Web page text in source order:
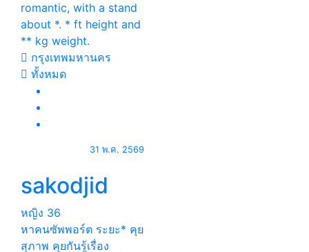
romantic, with a stand
about *. * ft height and
** kg weight.
กรุงเทพมหานคร
ทั้งหมด
31 พ.ค. 2569
sakodjid
หญิง 36
หาคนซัพพอร์ต ระยะ* คุย
สุภาพ คุยกันรู้เรื่อง